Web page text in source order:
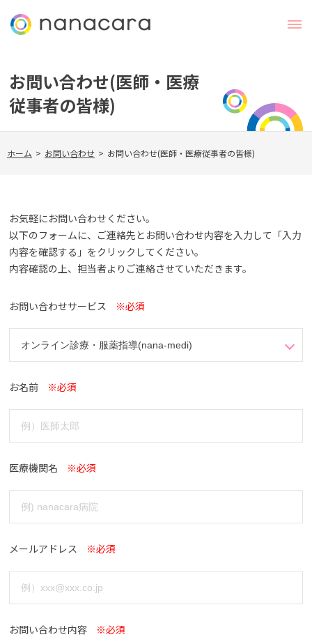
お問い合わせ(医師・医療
従事者の皆様)
ホーム > お問い合わせ > お問い合わせ(医師・医療従事者の皆様)
お気軽にお問い合わせください。
以下のフォームに、ご連絡先とお問い合わせ内容を入力して「入力
内容を確認する」をクリックしてください。
内容確認の上、担当者よりご連絡させていただきます。
お問い合わせサービス ※必須
お名前 ※必須
医療機関名 ※必須
メールアドレス ※必須
お問い合わせ内容 ※必須